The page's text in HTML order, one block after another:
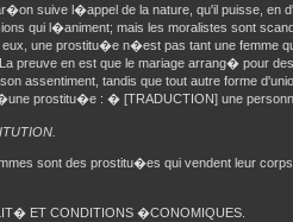
suive l�appel de la nature, qu'il puisse, en
qui l�animent; mais les moralistes sont
une prostitu�e n�est pas tant une femme
preuve en est que le mariage arrang� pour
son assentiment, tandis que tout autre forme
prostitu�e : � [TRADUCTION] une
sont des prostitu�es qui vendent leur
ET CONDITIONS �CONOMIQUES.